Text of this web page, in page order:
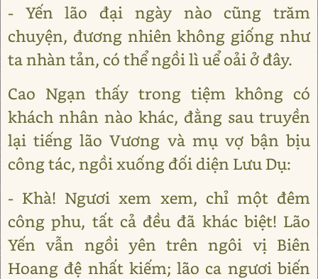
- Yến lão đại ngày nào cũng trăm
chuyện, đương nhiên không giống như
ta nhàn tản, có thể ngồi lì uể oải ở đây.
Cao Ngạn thấy trong tiệm không có
khách nhân nào khác, đằng sau truyền
lại tiếng lão Vương và mụ vợ bận bịu
công tác, ngồi xuống đối diện Lưu Dụ:
- Khà! Ngươi xem xem, chỉ một đêm
công phu, tất cả đều đã khác biệt! Lão
Yến vẫn ngồi yên trên ngôi vị Biên
Hoang đệ nhất kiếm; lão ca ngươi biến